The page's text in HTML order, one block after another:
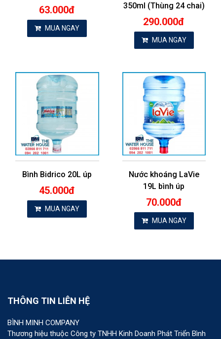
63.000đ
MUA NGAY
350ml (Thùng 24 chai)
290.000đ
MUA NGAY
Bình Bidrico 20L úp
45.000đ
MUA NGAY
Nước khoáng LaVie
19L bình úp
70.000đ
MUA NGAY
THÔNG TIN LIÊN HỆ
BÌNH MINH COMPANY
Thương hiệu thuộc Công ty TNHH Kinh Doanh Phát Triển Bình